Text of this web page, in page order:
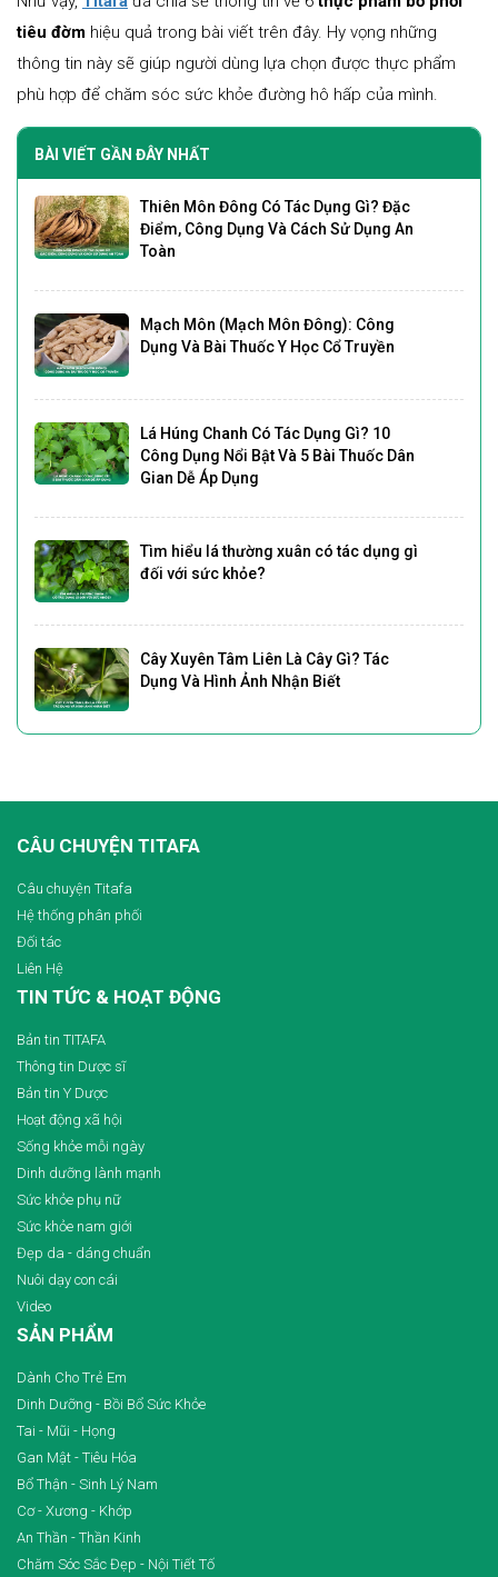
tiêu đờm hiệu quả trong bài viết trên đây. Hy vọng những
thông tin này sẽ giúp người dùng lựa chọn được thực phẩm
phù hợp để chăm sóc sức khỏe đường hô hấp của mình.
BÀI VIẾT GẦN ĐÂY NHẤT
Thiên Môn Đông Có Tác Dụng Gì? Đặc
Điểm, Công Dụng Và Cách Sử Dụng An
Toàn
Mạch Môn (Mạch Môn Đông): Công
Dụng Và Bài Thuốc Y Học Cổ Truyền
Lá Húng Chanh Có Tác Dụng Gì? 10
Công Dụng Nổi Bật Và 5 Bài Thuốc Dân
Gian Dễ Áp Dụng
Tìm hiểu lá thường xuân có tác dụng gì
đối với sức khỏe?
Cây Xuyên Tâm Liên Là Cây Gì? Tác
Dụng Và Hình Ảnh Nhận Biết
CÂU CHUYỆN TITAFA
Câu chuyện Titafa
Hệ thống phân phối
Đối tác
Liên Hệ
TIN TỨC & HOẠT ĐỘNG
Bản tin TITAFA
Thông tin Dược sĩ
Bản tin Y Dược
Hoạt động xã hội
Sống khỏe mỗi ngày
Dinh dưỡng lành mạnh
Sức khỏe phụ nữ
Sức khỏe nam giới
Đẹp da - dáng chuẩn
Nuôi dạy con cái
Video
SẢN PHẨM
Dành Cho Trẻ Em
Dinh Dưỡng - Bồi Bổ Sức Khỏe
Tai - Mũi - Họng
Gan Mật - Tiêu Hóa
Bổ Thận - Sinh Lý Nam
Cơ - Xương - Khớp
An Thần - Thần Kinh
Chăm Sóc Sắc Đẹp - Nội Tiết Tố